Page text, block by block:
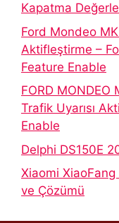
Kapatma
Ford Mondeo
Aktifleştirme –
Feature Enable
FORD MONDEO
Trafik Uyarısı
Enable
Delphi DS150E
Xiaomi
ve Çözümü